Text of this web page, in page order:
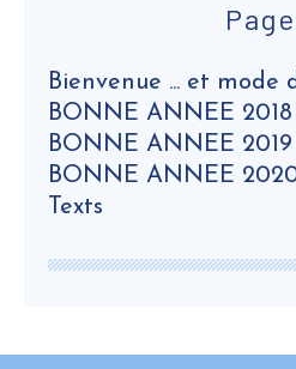
Bienvenue ... et mode
BONNE ANNEE 2018
BONNE ANNEE 2019
BONNE ANNEE
Texts